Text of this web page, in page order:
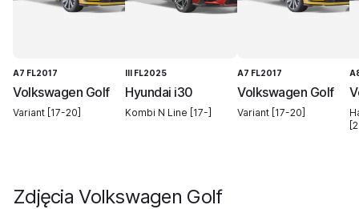
A7 FL2017
Volkswagen Golf
Variant [17-20]
III FL2025
Hyundai i30
Kombi N Line [17-]
A7 FL2017
Volkswagen Golf
Variant [17-20]
ZdjęciaVolkswagen Golf